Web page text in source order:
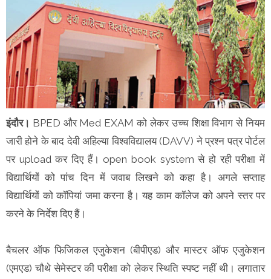
इंदौर। BPED और Med EXAM को लेकर उच्च शिक्षा विभाग से नियम
जारी होने के बाद देवी अहिल्या विश्वविद्यालय (DAVV) ने प्रश्न पत्र पोर्टल
पर upload कर दिए हैं। open book system से हो रही परीक्षा में
विद्यार्थियों को पांच दिन में जवाब लिखने को कहा है। अगले सप्ताह
विद्यार्थियों को कॉपियां जमा करना है। यह काम कॉलेज को अपने स्तर पर
करने के निर्देश दिए हैं।
बैचलर ऑफ फिजिकल एजुकेशन (बीपीएड) और मास्टर ऑफ एजुकेशन
(एमएड) चौथे सेमेस्टर की परीक्षा को लेकर स्थिति स्पष्ट नहीं थी। लगातार